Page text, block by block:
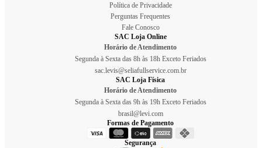
Política de Privacidade
Perguntas Frequentes
Fale Conosco
SAC Loja Online
Horário de Atendimento
Segunda à Sexta das 8h às 18h Exceto Feriados
sac.levis@seliafullservice.com.br
SAC Loja Física
Horário de Atendimento
Segunda à Sexta das 9h às 19h Exceto Feriados
brasil@levi.com
Formas de Pagamento
Segurança